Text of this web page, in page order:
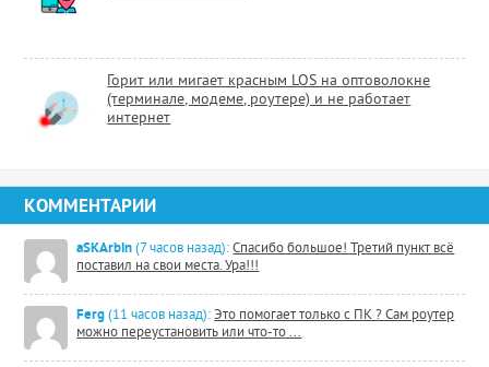
Горит или мигает красным LOS на оптоволокне
(терминале, модеме, роутере) и не работает
интернет
КОММЕНТАРИИ
aSKArbin (7 часов назад): Спасибо большое! Третий пункт всё
поставил на свои места. Ура!!!
Ferg (11 часов назад): Это помогает только с ПК ? Сам роутер
можно переустановить или что-то ...